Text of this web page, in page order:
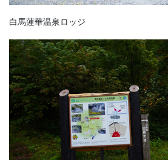
白馬蓮華温泉ロッジ